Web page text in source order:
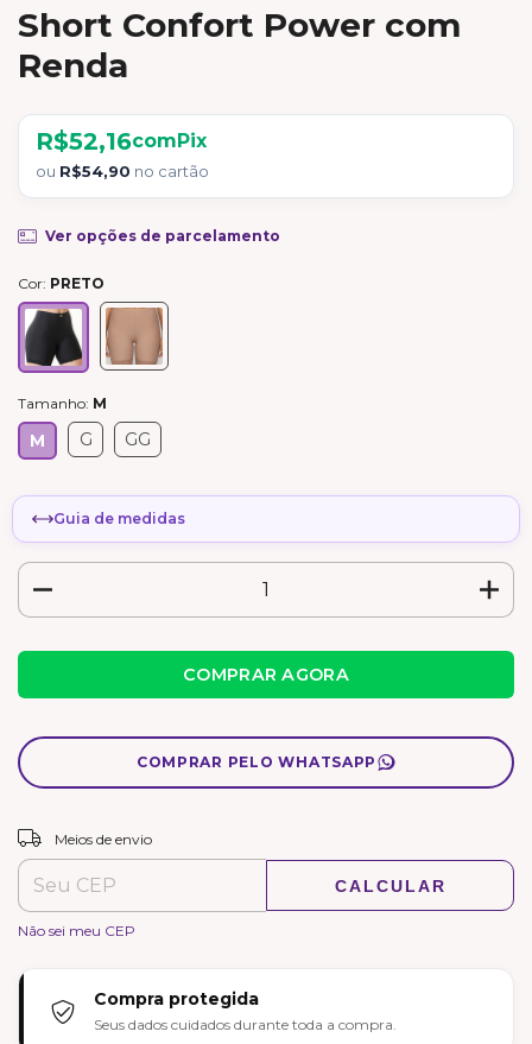
Short Confort Power com
Renda
R$52,16com Pix
ou R$54,90 no cartão
Ver opções de parcelamento
Cor: PRETO
Tamanho: M
M G GG
Guia de medidas
COMPRAR PELO WHATSAPP
Entregas para o CEP:
Meios de envio
CALCULAR
Não sei meu CEP
Compra protegida
Seus dados cuidados durante toda a compra.